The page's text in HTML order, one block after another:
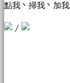
點我丶掃我丶加
/